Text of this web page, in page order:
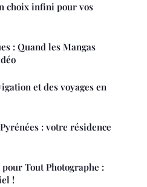
choix infini pour vos
: Quand les Mangas
et des voyages en
: votre résidence
Tout Photographe :
!